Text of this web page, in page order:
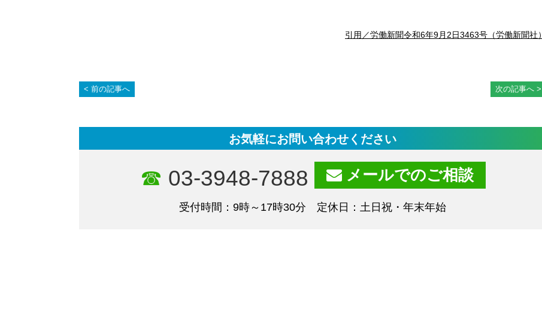
引用／労働新聞令和6年9月2日3463号（労働新聞社）
前の記事へ 次の記事へ
お気軽にお問い合わせください
03-3948-7888 メールでのご相談
受付時間：9時～17時30分 定休日：土日祝・年末年始